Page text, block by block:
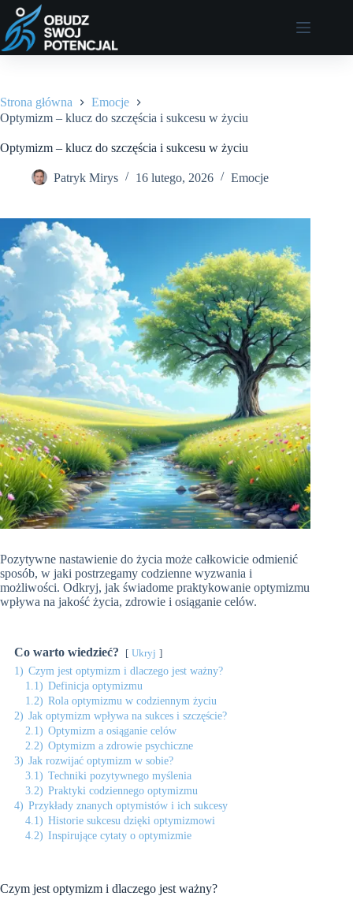
Przejdź
treści
Strona główna
Emocje
Optymizm – klucz do szczęścia i sukcesu w życiu
Optymizm – klucz do szczęścia i sukcesu w życiu
Patryk Mirys 16 lutego, 2026 Emocje
Pozytywne nastawienie do życia może całkowicie odmienić
sposób, w jaki postrzegamy codzienne wyzwania i
możliwości. Odkryj, jak świadome praktykowanie optymizmu
wpływa na jakość życia, zdrowie i osiąganie celów.
Co warto wiedzieć? Ukryj
1) Czym jest optymizm i dlaczego jest ważny?
1.1) Definicja optymizmu
1.2) Rola optymizmu w codziennym życiu
2) Jak optymizm wpływa na sukces i szczęście?
2.1) Optymizm a osiąganie celów
2.2) Optymizm a zdrowie psychiczne
3) Jak rozwijać optymizm w sobie?
3.1) Techniki pozytywnego myślenia
3.2) Praktyki codziennego optymizmu
4) Przykłady znanych optymistów i ich sukcesy
4.1) Historie sukcesu dzięki optymizmowi
4.2) Inspirujące cytaty o optymizmie
Czym jest optymizm i dlaczego jest ważny?